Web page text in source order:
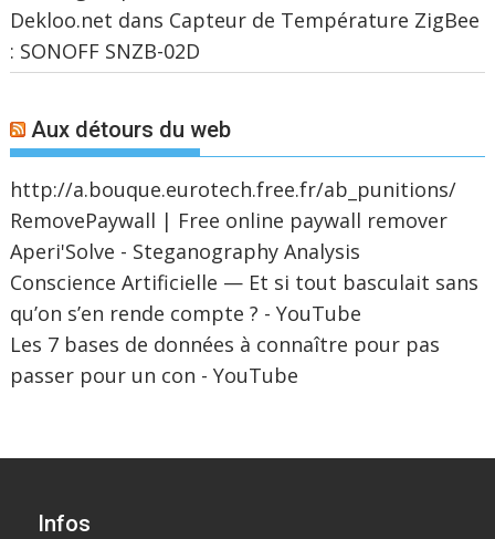
Dekloo.net dans Capteur de Température ZigBee
: SONOFF SNZB-02D
Aux détours du web
http://a.bouque.eurotech.free.fr/ab_punitions/
RemovePaywall | Free online paywall remover
Aperi'Solve - Steganography Analysis
Conscience Artificielle — Et si tout basculait sans
qu’on s’en rende compte ? - YouTube
Les 7 bases de données à connaître pour pas
passer pour un con - YouTube
Infos